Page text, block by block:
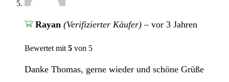
Rayan (Verifizierter Käufer) – vor 3 Jahren
Bewertet mit 5 von 5
Danke Thomas, gerne wieder und schöne Grüße